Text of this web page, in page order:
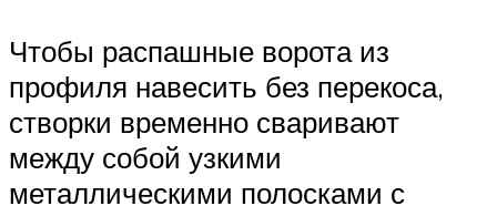
Чтобы распашные ворота из
профиля навесить без перекоса,
створки временно сваривают
между собой узкими
металлическими полосками с